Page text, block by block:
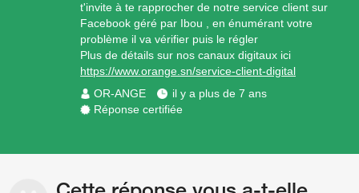
t'invite à te rapprocher de notre service client sur
Facebook géré par Ibou , en énumérant votre
problème il va vérifier puis le régler
Plus de détails sur nos canaux digitaux ici
https://www.orange.sn/service-client-digital
OR-ANGE
il y a plus de 7 ans
Réponse certifiée